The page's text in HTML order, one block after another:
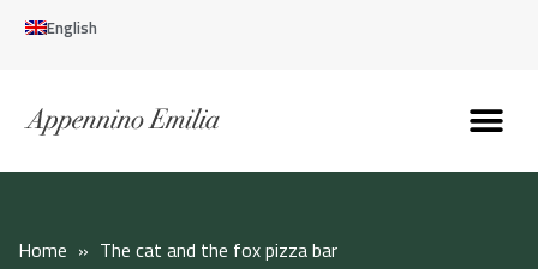
English
Home » The cat and the fox pizza bar